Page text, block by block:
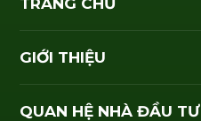
GIỚI THIỆU
QUAN HỆ NHÀ ĐẦU TƯ